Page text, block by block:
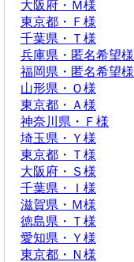
大阪府・Ｍ様
東京都・Ｆ様
千葉県・Ｔ様
兵庫県・匿名希望様
福岡県・匿名希望様
山形県・Ｏ様
東京都・Ａ様
神奈川県・Ｆ様
埼玉県・Ｙ様
東京都・Ｔ様
大阪府・Ｓ様
千葉県・Ｉ様
滋賀県・Ｍ様
徳島県・Ｔ様
愛知県・Ｙ様
東京都・Ｎ様